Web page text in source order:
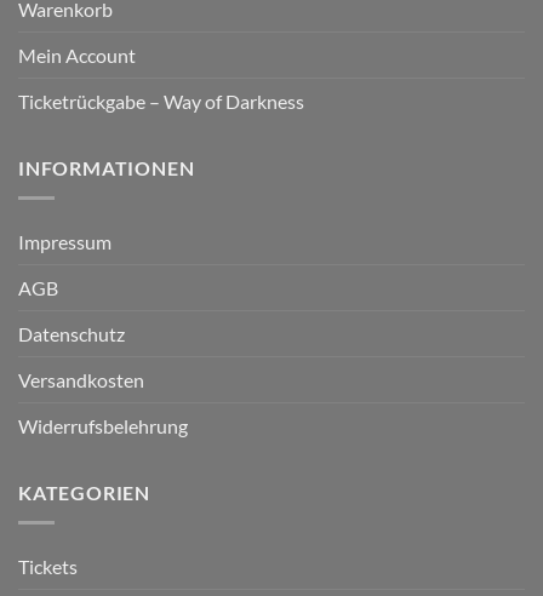
Warenkorb
Mein Account
Ticketrückgabe – Way of Darkness
INFORMATIONEN
Impressum
AGB
Datenschutz
Versandkosten
Widerrufsbelehrung
KATEGORIEN
Tickets